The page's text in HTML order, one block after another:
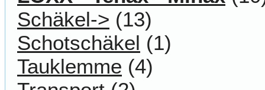
Schäkel-> (13)
Schotschäkel (1)
Tauklemme (4)